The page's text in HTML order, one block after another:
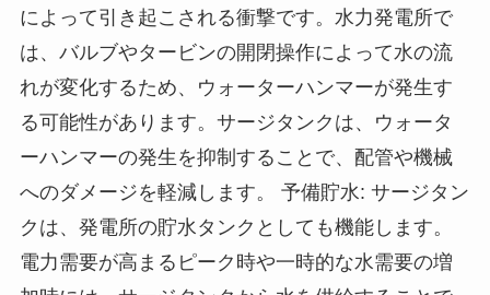
によって引き起こされる衝撃です。水力発電所で
は、バルブやタービンの開閉操作によって水の流
れが変化するため、ウォーターハンマーが発生す
る可能性があります。サージタンクは、ウォータ
ーハンマーの発生を抑制することで、配管や機械
へのダメージを軽減します。 予備貯水: サージタン
クは、発電所の貯水タンクとしても機能します。
電力需要が高まるピーク時や一時的な水需要の増